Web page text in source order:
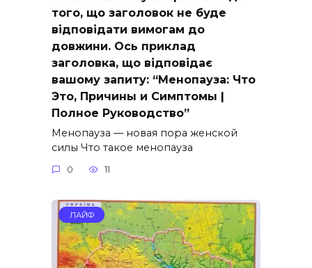
того, що заголовок не буде
відповідати вимогам до
довжини. Ось приклад
заголовка, що відповідає
вашому запиту: “Менопауза: Что
Это, Причины и Симптомы |
Полное Руководство”
Менопауза — новая пора женской
силы Что такое менопауза
0 11
ЛАЙФ